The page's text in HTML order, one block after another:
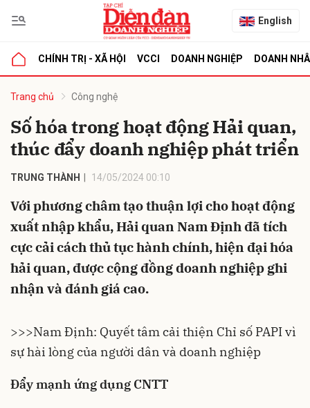
English
CHÍNH TRỊ - XÃ HỘI VCCI DOANH NGHIỆP DOANH
Trang chủ Công nghệ
Số hóa trong hoạt động Hải quan,
thúc đẩy doanh nghiệp phát triển
TRUNG THÀNH 14/05/2024 00:10
Với phương châm tạo thuận lợi cho hoạt động
xuất nhập khẩu, Hải quan Nam Định đã tích
cực cải cách thủ tục hành chính, hiện đại hóa
hải quan, được cộng đồng doanh nghiệp ghi
nhận và đánh giá cao.
>>>Nam Định: Quyết tâm cải thiện Chỉ số PAPI vì
sự hài lòng của người dân và doanh nghiệp
Đẩy mạnh ứng dụng CNTT
luận
Hủy